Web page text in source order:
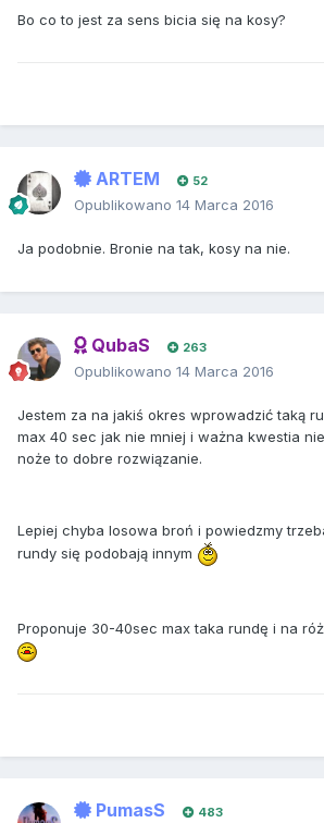
Bo co to jest za sens bicia się na kosy?
ARTEM 52
Opublikowano 14 Marca 2016
Ja podobnie. Bronie na tak, kosy na nie.
QubaS 263
Opublikowano 14 Marca 2016
Jestem za na jakiś okres wprowadzić taką
max 40 sec jak nie mniej i ważna kwestia
noże to dobre rozwiązanie.
Lepiej chyba losowa broń i powiedzmy
rundy się podobają innym
Proponuje 30-40sec max taka rundę i na
PumasS 483